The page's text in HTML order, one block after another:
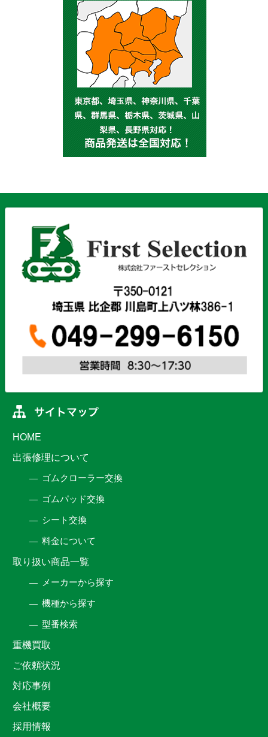
HOME
出張修理について
ゴムクローラー交換
ゴムパッド交換
シート交換
料金について
取り扱い商品一覧
メーカーから探す
機種から探す
型番検索
重機買取
ご依頼状況
対応事例
会社概要
採用情報